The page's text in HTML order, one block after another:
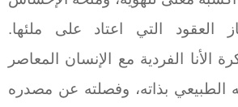
العقود التي اعتاد على ملئها.
الأنا الفردية مع الإنسان المعاصر
الطبيعي بذاته، وفصلته عن مصدره